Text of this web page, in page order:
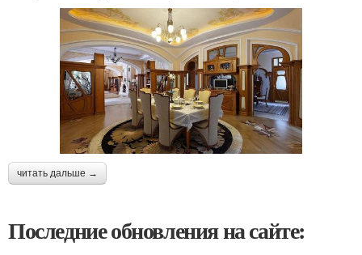
читать дальше →
Последние обновления на сайте: